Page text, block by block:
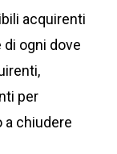
acquirenti
di ogni dove
per
a chiudere